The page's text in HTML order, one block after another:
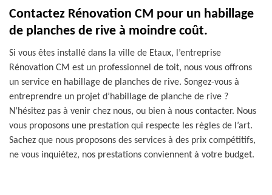
Contactez Rénovation CM pour un habillage
de planches de rive à moindre coût.
Si vous êtes installé dans la ville de Etaux, l’entreprise
Rénovation CM est un professionnel de toit, nous vous offrons
un service en habillage de planches de rive. Songez-vous à
entreprendre un projet d’habillage de planche de rive ?
N’hésitez pas à venir chez nous, ou bien à nous contacter. Nous
vous proposons une prestation qui respecte les règles de l’art.
Sachez que nous proposons des services à des prix compétitifs,
ne vous inquiétez, nos prestations conviennent à votre budget.